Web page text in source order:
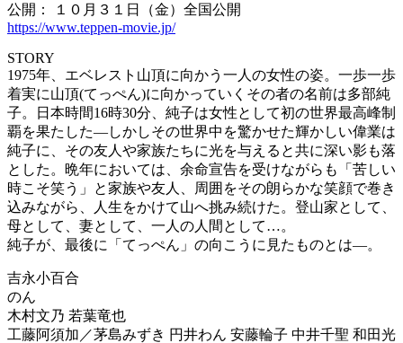
公開： １０月３１日（金）全国公開
https://www.teppen-movie.jp/
STORY
1975年、エベレスト山頂に向かう一人の女性の姿。一歩一歩
着実に山頂(てっぺん)に向かっていくその者の名前は多部純
子。日本時間16時30分、純子は女性として初の世界最高峰制
覇を果たした―しかしその世界中を驚かせた輝かしい偉業は
純子に、その友人や家族たちに光を与えると共に深い影も落
とした。晩年においては、余命宣告を受けながらも「苦しい
時こそ笑う」と家族や友人、周囲をその朗らかな笑顔で巻き
込みながら、人生をかけて山へ挑み続けた。登山家として、
母として、妻として、一人の人間として…。
純子が、最後に「てっぺん」の向こうに見たものとは―。
吉永小百合
のん
木村文乃 若葉竜也
工藤阿須加／茅島みずき 円井わん 安藤輪子 中井千聖 和田光